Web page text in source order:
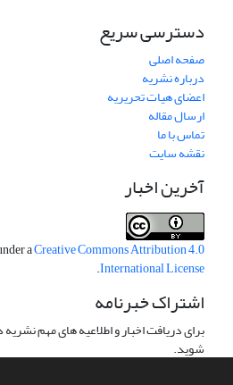
دسترسی سریع
صفحه اصلی
درباره نشریه
اعضای هیات تحریریه
ارسال مقاله
تماس با ما
نقشه سایت
آخرین اخبار
aCreative Commons Attribution 4.0
International License
.
اشتراک خبرنامه
برای دریافت اخبار و اطلاعیه های مهم
شوید.